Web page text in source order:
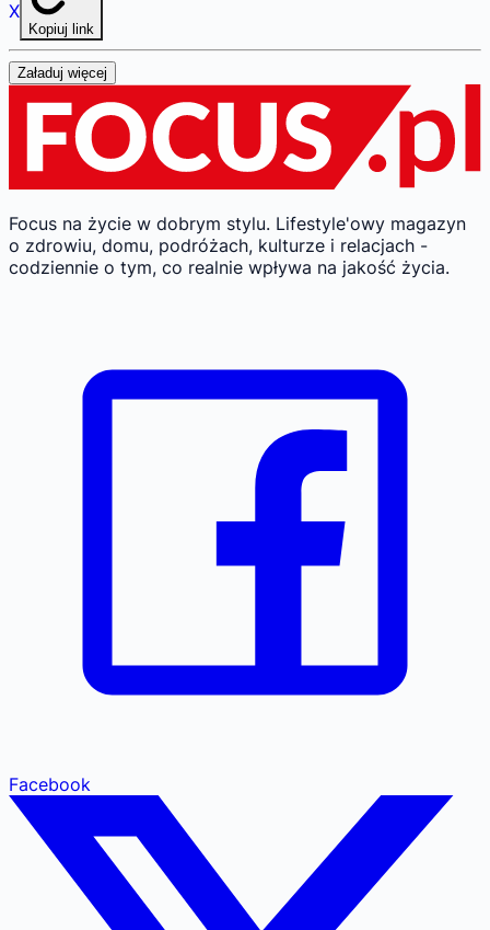
X
Kopiuj link
Załaduj więcej
Focus na życie w dobrym stylu. Lifestyle'owy magazyn
o zdrowiu, domu, podróżach, kulturze i relacjach -
codziennie o tym, co realnie wpływa na jakość życia.
Facebook